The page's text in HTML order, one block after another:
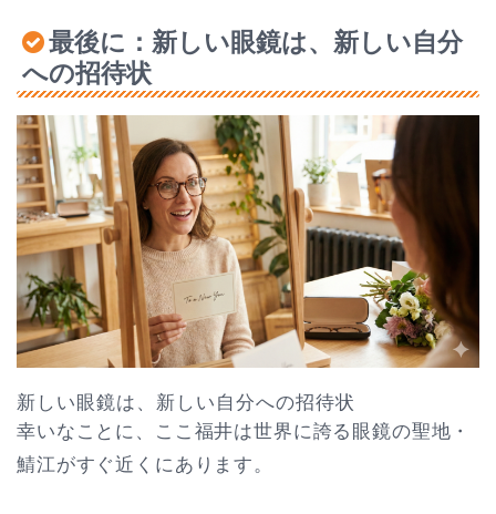
最後に：新しい眼鏡は、新しい自分
への招待状
新しい眼鏡は、新しい自分への招待状
幸いなことに、ここ福井は世界に誇る眼鏡の聖地・
鯖江がすぐ近くにあります。